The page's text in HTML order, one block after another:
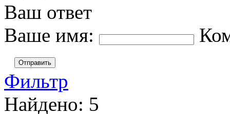
Ваш ответ
Ваше имя:
Отправить
Фильтр
Найдено: 5